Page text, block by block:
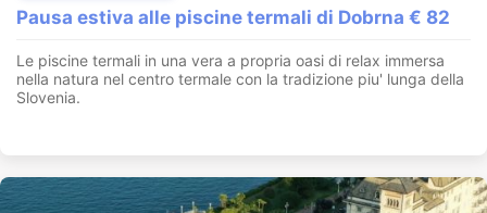
Pausa estiva alle piscine termali di Dobrna € 82
Le piscine termali in una vera a propria oasi di relax immersa
nella natura nel centro termale con la tradizione piu' lunga della
Slovenia.